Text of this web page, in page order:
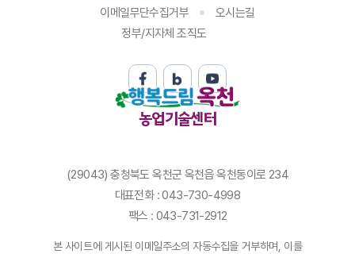
농업기술센터
이메일무단수집거부
오시는길
정부/지자체 조직도
(29043) 충청북도 옥천군 옥천읍 옥천동이로 234
대표전화 : 043-730-4998
팩스 : 043-731-2912
본 사이트에 게시된 이메일주소의 자동수집을 거부하며, 이를